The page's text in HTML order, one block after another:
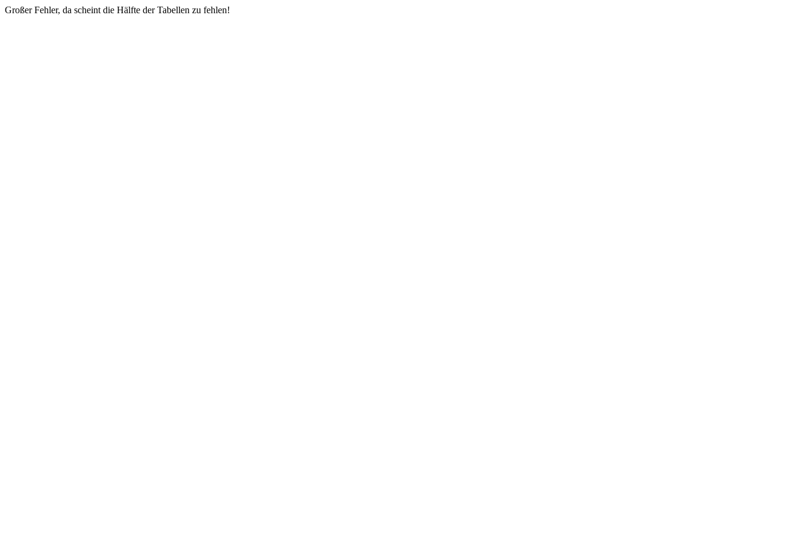
Großer Fehler, da scheint die Hälfte der Tabellen zu fehlen!